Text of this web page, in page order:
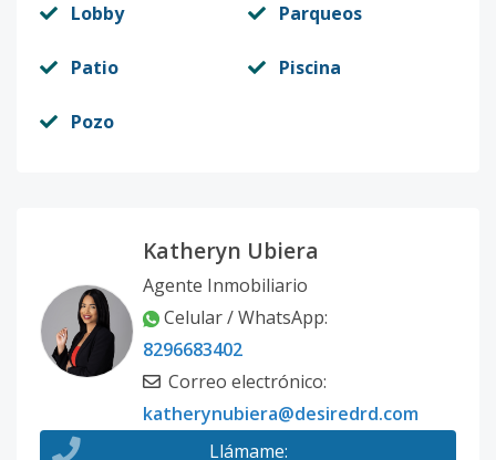
Lobby Parqueos
Patio Piscina
Pozo
Katheryn Ubiera
Agente Inmobiliario
Celular / WhatsApp:
8296683402
Correo electrónico:
katherynubiera@desiredrd.com
Llámame: